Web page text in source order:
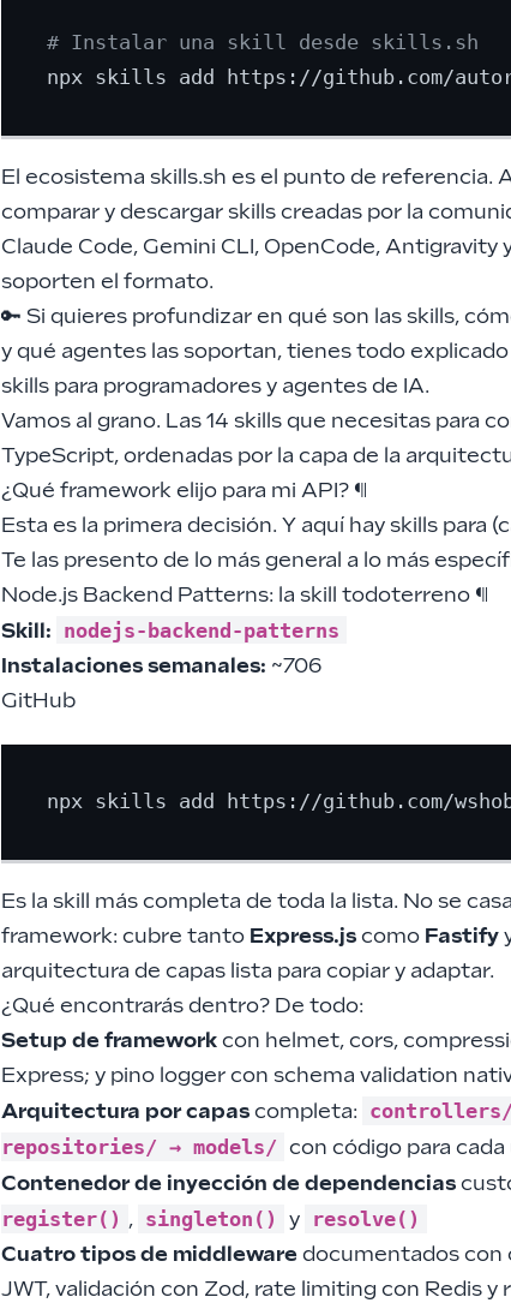
# Instalar una skill desde skills.sh
El ecosistema skills.sh es el punto de referencia.
comparar y descargar skills creadas por la
Claude Code, Gemini CLI, OpenCode, Antigravity
soporten el formato.
🔑 Si quieres profundizar en qué son las skills,
y qué agentes las soportan, tienes todo
skills para programadores y agentes de IA.
Vamos al grano. Las 14 skills que necesitas para
TypeScript, ordenadas por la capa de la
¿Qué framework elijo para mi API? ¶
Esta es la primera decisión. Y aquí hay skills para
Te las presento de lo más general a lo más
Node.js Backend Patterns: la skill todoterreno ¶
Skill: nodejs-backend-patterns
Instalaciones semanales: ~706
GitHub
Es la skill más completa de toda la lista. No se
framework: cubre tanto Express.js como Fastify
arquitectura de capas lista para copiar y adaptar.
¿Qué encontrarás dentro? De todo:
Setup de framework con helmet, cors,
Express; y pino logger con schema validation
Arquitectura por capas completa:
repositories/ → models/ con código para cada
Contenedor de inyección de dependencias
register() , singleton() y resolve()
Cuatro tipos de middleware documentados con
JWT, validación con Zod, rate limiting con Redis